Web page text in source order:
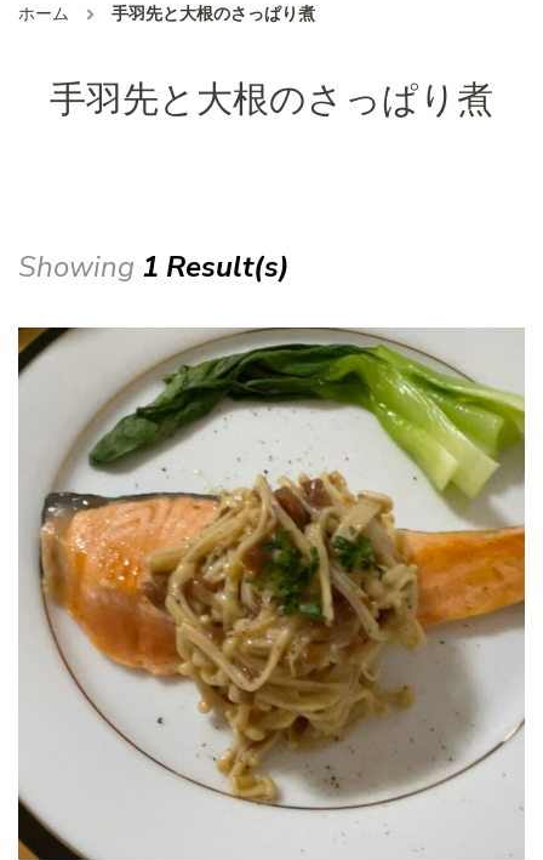
ホーム 手羽先と大根のさっぱり煮
手羽先と大根のさっぱり煮
Showing 1 Result(s)